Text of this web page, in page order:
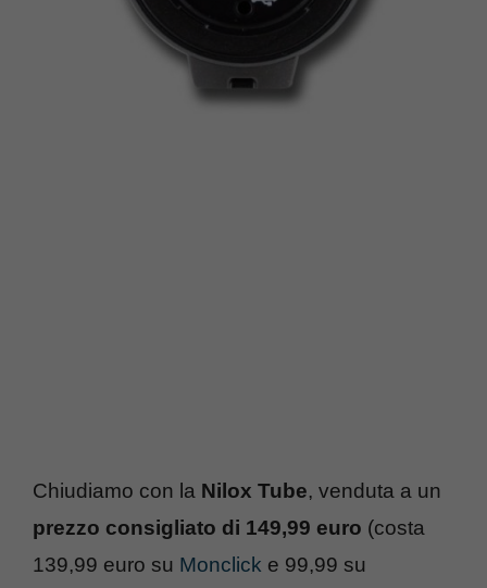
Chiudiamo con la Nilox Tube, venduta a un
prezzo consigliato di 149,99 euro (costa
139,99 euro su Monclick e 99,99 su